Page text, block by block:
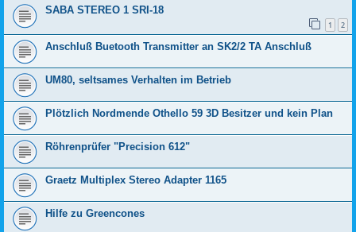
SABA STEREO 1 SRI-18
1 2
Anschluß Buetooth Transmitter an SK2/2 TA Anschluß
UM80, seltsames Verhalten im Betrieb
Plötzlich Nordmende Othello 59 3D Besitzer und kein Plan
Röhrenprüfer "Precision 612"
Graetz Multiplex Stereo Adapter 1165
Hilfe zu Greencones